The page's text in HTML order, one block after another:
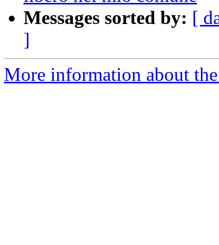
Messages sorted by: [
]
More information about